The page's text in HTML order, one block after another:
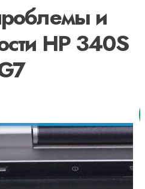
и
HP 340S